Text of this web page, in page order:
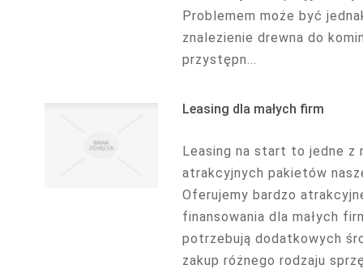
Problemem może być
znalezienie drewna do
przystępn...
Leasing dla małych firm
Leasing na start to jedne z
atrakcyjnych pakietów
Oferujemy bardzo
finansowania dla małych
potrzebują dodatkowych
zakup różnego rodzaju